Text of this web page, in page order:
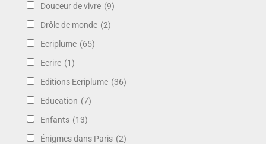
Douceur de vivre (9)
Drôle de monde (2)
Ecriplume (65)
Ecrire (1)
Editions Ecriplume (36)
Education (7)
Enfants (13)
Énigmes dans Paris (2)